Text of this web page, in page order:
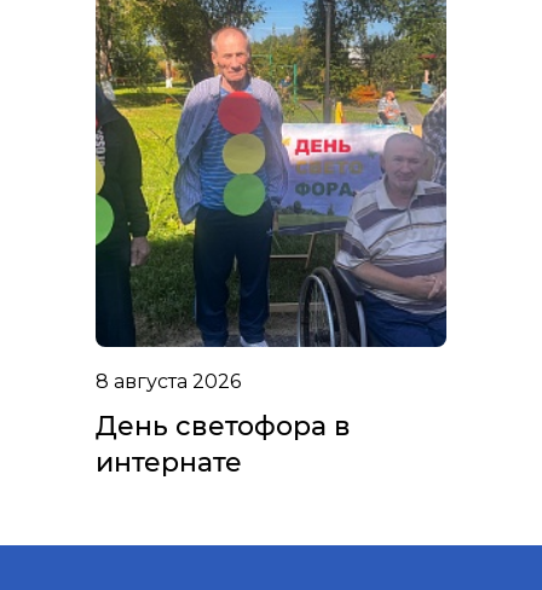
8 августа 2026
День светофора в
интернате